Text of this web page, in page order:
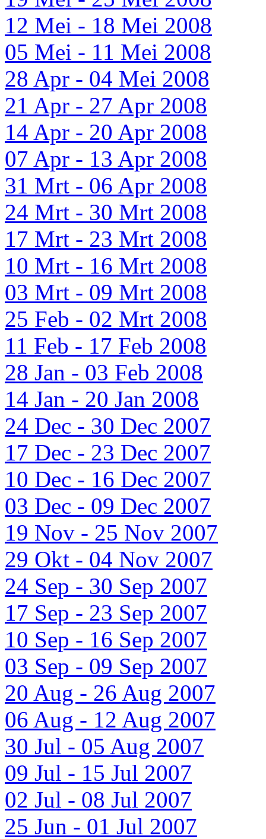
12 Mei - 18 Mei 2008
05 Mei - 11 Mei 2008
28 Apr - 04 Mei 2008
21 Apr - 27 Apr 2008
14 Apr - 20 Apr 2008
07 Apr - 13 Apr 2008
31 Mrt - 06 Apr 2008
24 Mrt - 30 Mrt 2008
17 Mrt - 23 Mrt 2008
10 Mrt - 16 Mrt 2008
03 Mrt - 09 Mrt 2008
25 Feb - 02 Mrt 2008
11 Feb - 17 Feb 2008
28 Jan - 03 Feb 2008
14 Jan - 20 Jan 2008
24 Dec - 30 Dec 2007
17 Dec - 23 Dec 2007
10 Dec - 16 Dec 2007
03 Dec - 09 Dec 2007
19 Nov - 25 Nov 2007
29 Okt - 04 Nov 2007
24 Sep - 30 Sep 2007
17 Sep - 23 Sep 2007
10 Sep - 16 Sep 2007
03 Sep - 09 Sep 2007
20 Aug - 26 Aug 2007
06 Aug - 12 Aug 2007
30 Jul - 05 Aug 2007
09 Jul - 15 Jul 2007
02 Jul - 08 Jul 2007
25 Jun - 01 Jul 2007